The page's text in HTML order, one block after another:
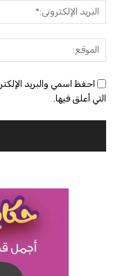
احفظ اسمي والبريد
التي أعلق فيها.